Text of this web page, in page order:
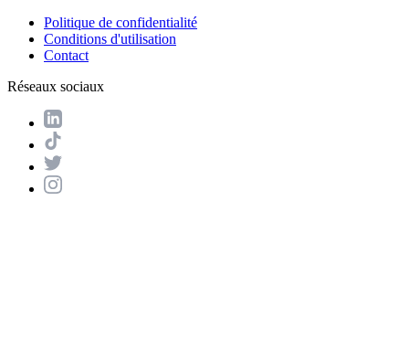
Politique de confidentialité
Conditions d'utilisation
Contact
Réseaux sociaux